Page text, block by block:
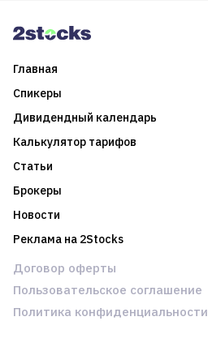
Главная
Спикеры
Дивидендный календарь
Калькулятор тарифов
Статьи
Брокеры
Новости
Реклама на 2Stocks
Договор оферты
Пользовательское соглашение
Политика конфиденциальности